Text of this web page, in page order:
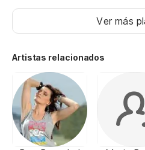
Ver más
Artistas relacionados